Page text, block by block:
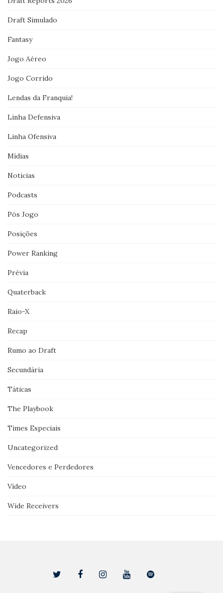
Draft Simulado
Fantasy
Jogo Aéreo
Jogo Corrido
Lendas da Franquia!
Linha Defensiva
Linha Ofensiva
Mídias
Noticias
Podcasts
Pós Jogo
Posições
Power Ranking
Prévia
Quaterback
Raio-X
Recap
Rumo ao Draft
Secundária
Táticas
The Playbook
Times Especiais
Uncategorized
Vencedores e Perdedores
Vídeo
Wide Receivers